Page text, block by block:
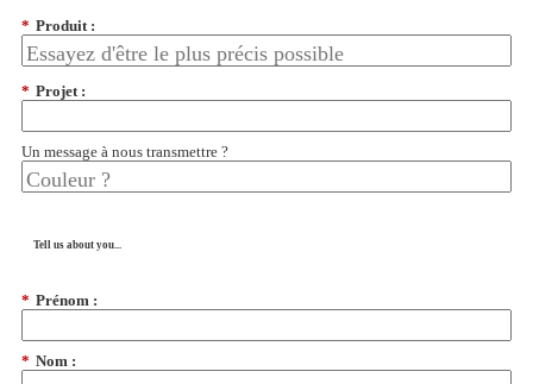
* Produit :
* Projet :
Un message à nous transmettre ?
Tell us about you...
* Prénom :
* Nom :